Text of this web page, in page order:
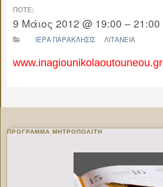
ΠΌΤΕ:
9 Μάιος 2012 @ 19:00 – 21:00
ΙΕΡΑ ΠΑΡΑΚΛΗΣΙΣ ΛΙΤΑΝΕΙΑ
www.inagiounikolaoutouneou.gr
ΠΡΌΓΡΑΜΜΑ ΜΗΤΡΟΠΟΛΊΤΗ